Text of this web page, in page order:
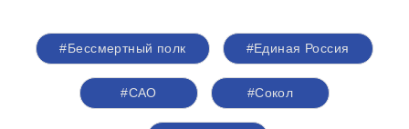
#Бессмертный полк #Единая Россия
#САО #Сокол